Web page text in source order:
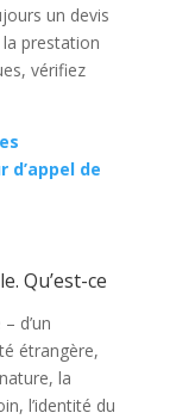
un devis
prestation
vérifiez
de
Qu’est-ce
d’un
étrangère,
la
l’identité du